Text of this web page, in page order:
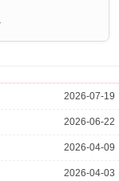
2026-07-19
2026-06-22
2026-04-09
2026-04-03